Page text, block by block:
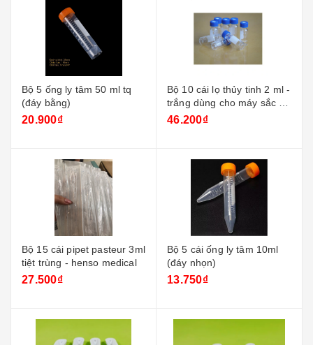
Bộ 5 ống ly tâm 50 ml tq
(đáy bằng)
20.900₫
Bộ 10 cái lọ thủy tinh 2 ml -
trắng dùng cho máy sắc ký
+ nắp xanh
46.200₫
Bộ 15 cái pipet pasteur 3ml
tiệt trùng - henso medical
27.500₫
Bộ 5 cái ống ly tâm 10ml
(đáy nhọn)
13.750₫